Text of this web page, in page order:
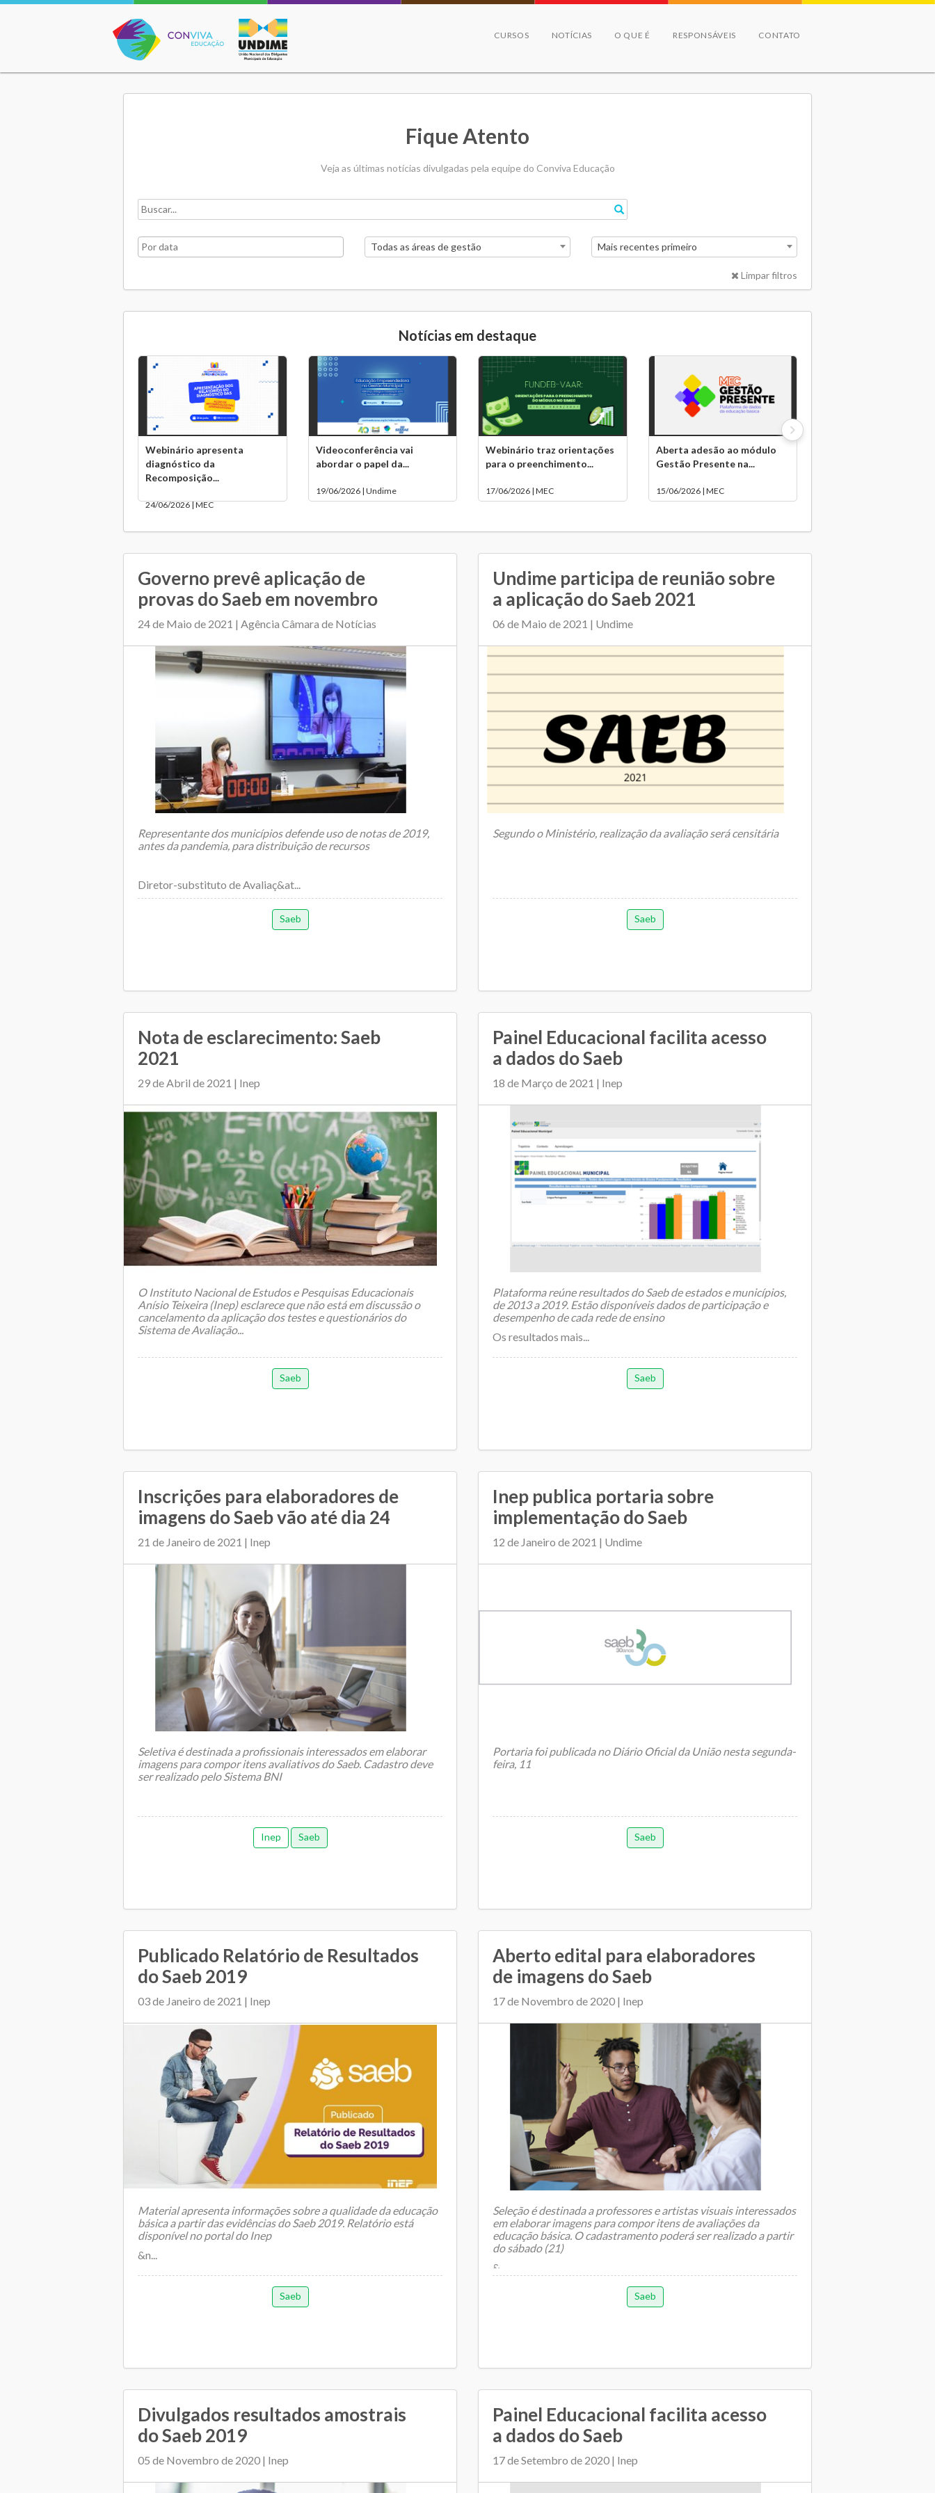
Conviva Educação
CURSOS NOTÍCIAS O QUE É RESPONSÁVEIS CONTATO
Fique Atento
Veja as últimas notícias divulgadas pela equipe do Conviva Educação
Todas as áreas de gestão Mais recentes primeiro
Limpar filtros
Notícias em destaque
Webinário apresenta
diagnóstico da
Recomposição...
24/06/2026 | MEC
Videoconferência vai
abordar o papel da...
19/06/2026 | Undime
Webinário traz orientações
para o preenchimento...
17/06/2026 | MEC
Aberta adesão ao módulo
Gestão Presente na...
15/06/2026 | MEC
Governo prevê aplicação de
provas do Saeb em novembro
24 de Maio de 2021 | Agência Câmara de Notícias
Representante dos municípios defende uso de notas de 2019,
antes da pandemia, para distribuição de recursos
Diretor-substituto de Avaliaç&at...
Saeb
Undime participa de reunião sobre
a aplicação do Saeb 2021
06 de Maio de 2021 | Undime
Segundo o Ministério, realização da avaliação será censitária
O Ministério da Educação (MEC) e Instituto Nacional de Estu...
Saeb
Nota de esclarecimento: Saeb
2021
29 de Abril de 2021 | Inep
O Instituto Nacional de Estudos e Pesquisas Educacionais
Anísio Teixeira (Inep) esclarece que não está em discussão o
cancelamento da aplicação dos testes e questionários do
Sistema de Avaliação...
Saeb
Painel Educacional facilita acesso
a dados do Saeb
18 de Março de 2021 | Inep
Plataforma reúne resultados do Saeb de estados e municípios,
de 2013 a 2019. Estão disponíveis dados de participação e
desempenho de cada rede de ensino
Os resultados mais...
Saeb
Inscrições para elaboradores de
imagens do Saeb vão até dia 24
21 de Janeiro de 2021 | Inep
Seletiva é destinada a profissionais interessados em elaborar
imagens para compor itens avaliativos do Saeb. Cadastro deve
ser realizado pelo Sistema BNI
Interessados em se inscrever n...
Inep Saeb
Inep publica portaria sobre
implementação do Saeb
12 de Janeiro de 2021 | Undime
Portaria foi publicada no Diário Oficial da União nesta segunda-
feira, 11
O Instituto Nacional de Estudos e Pesquisas Educacionais
Anísio Teixeira (Inep) publicou, nesta ...
Saeb
Publicado Relatório de Resultados
do Saeb 2019
03 de Janeiro de 2021 | Inep
Material apresenta informações sobre a qualidade da educação
básica a partir das evidências do Saeb 2019. Relatório está
disponível no portal do Inep
&n...
Saeb
Aberto edital para elaboradores
de imagens do Saeb
17 de Novembro de 2020 | Inep
Seleção é destinada a professores e artistas visuais interessados
em elaborar imagens para compor itens de avaliações da
educação básica. O cadastramento poderá ser realizado a partir
do sábado (21)
&...
Saeb
Divulgados resultados amostrais
do Saeb 2019
05 de Novembro de 2020 | Inep
Painel Educacional facilita acesso
a dados do Saeb
17 de Setembro de 2020 | Inep